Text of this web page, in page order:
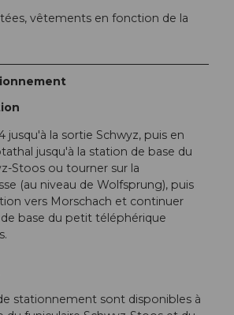
vêtements en fonction de la
jusqu'à la sortie Schwyz, puis en
jusqu'à la station de base du
Stoos ou tourner sur la
(au niveau de Wolfsprung), puis
vers Morschach et continuer
base du petit téléphérique
stationnement sont disponibles à